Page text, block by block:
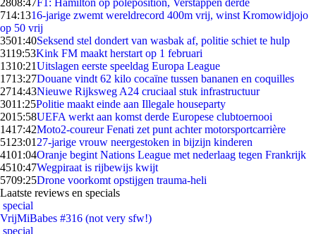
2808:47F1: Hamilton op poleposition, Verstappen derde
714:1316-jarige zwemt wereldrecord 400m vrij, winst Kromowidjojo
op 50 vrij
3501:40Seksend stel dondert van wasbak af, politie schiet te hulp
3119:53Kink FM maakt herstart op 1 februari
1310:21Uitslagen eerste speeldag Europa League
1713:27Douane vindt 62 kilo cocaïne tussen bananen en coquilles
2714:43Nieuwe Rijksweg A24 cruciaal stuk infrastructuur
3011:25Politie maakt einde aan Illegale houseparty
2015:58UEFA werkt aan komst derde Europese clubtoernooi
1417:42Moto2-coureur Fenati zet punt achter motorsportcarrière
51 23:01 27-jarige vrouw neergestoken in bijzijn kinderen
4101:04Oranje begint Nations League met nederlaag tegen Frankrijk
4510:47Wegpiraat is rijbewijs kwijt
5709:25Drone voorkomt opstijgen trauma-heli
Laatste reviews en specials
special
VrijMiBabes #316 (not very sfw!)
special